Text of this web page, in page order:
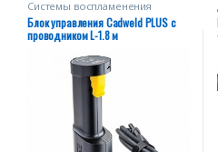
Системы воспламенения
Блок управления Cadweld PLUS с
проводником L-1.8 м